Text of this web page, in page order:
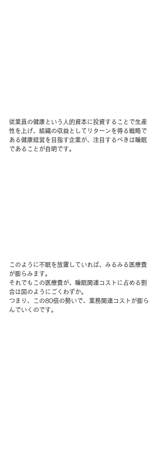
従業員の健康という人的資本に投資することで生産
性を上げ、組織の収益としてリターンを得る戦略で
ある健康経営を目指す企業が、注目するべきは睡眠
であることが自明です。
このように不眠を放置していれば、みるみる医療費
が膨らみます。
それでもこの医療費が、睡眠関連コストに占める割
合は図のようにごくわずか。
つまり、この80倍の勢いで、業務関連コストが膨ら
んでいくのです。